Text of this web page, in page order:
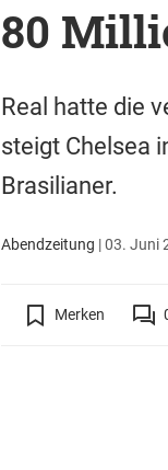
80
Real hatte die
steigt Chelsea
Brasilianer.
Abendzeitung |03. Juni
Merken